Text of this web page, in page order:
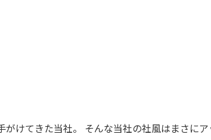
けてきた当社。 そんな当社の社風はまさに